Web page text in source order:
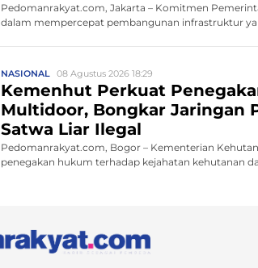
Pedomanrakyat.com, Jakarta – Komitmen
dalam mempercepat pembangunan infrastruktur
NASIONAL 08 Agustus 2026 18:29
Kemenhut Perkuat
Multidoor, Bongkar Jaringan
Satwa Liar Ilegal
Pedomanrakyat.com, Bogor – Kementerian
penegakan hukum terhadap kejahatan kehutanan